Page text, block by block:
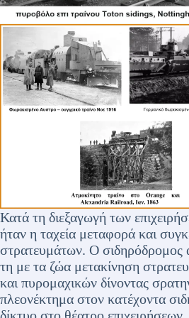
Κατά τη διεξαγωγή των
ήταν η ταχεία μεταφορά και
στρατευμάτων. Ο σιδηρόδρομος
τη με τα ζώα μετακίνηση
και πυρομαχικών δίνοντας
πλεονέκτημα στον κατέχοντα